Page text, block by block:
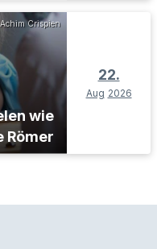
Achim Crispien
wie
Römer
22.
Aug 2026